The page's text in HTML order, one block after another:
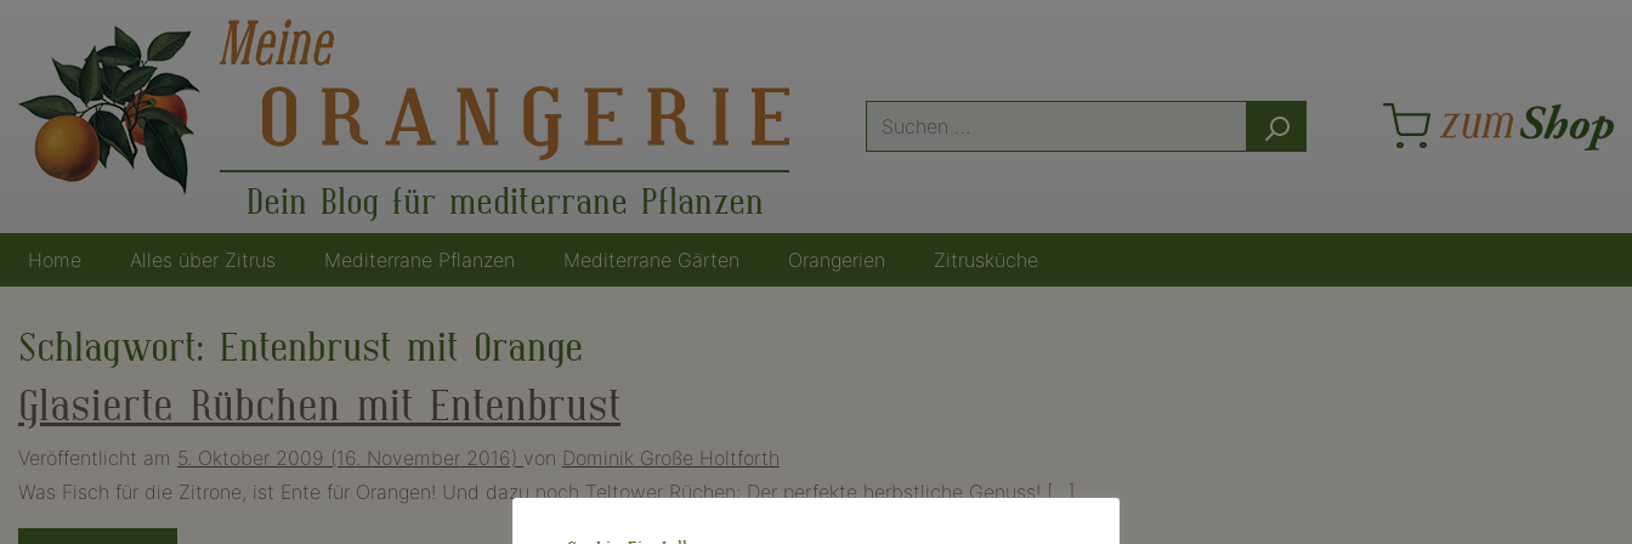
Dein Blog für mediterrane Pflanzen
Suche
nach:
Hauptnavigation
Home Alles über Zitrus Mediterrane Pflanzen Mediterrane Gärten Orangerien Zitrusküche
Schlagwort: Entenbrust mit Orange
Glasierte Rübchen mit Entenbrust
Veröffentlicht am 5. Oktober 2009 (16. November 2016) von Dominik Große Holtforth
Was Fisch für die Zitrone, ist Ente für Orangen! Und dazu noch Teltower Rüchen: Der perfekte herbstliche Genuss! […]